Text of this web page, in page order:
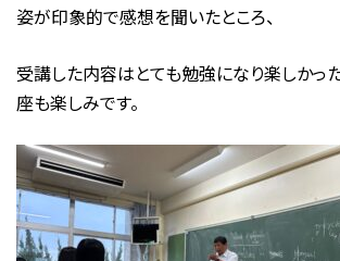
姿が印象的で感想を聞いたところ、
受講した内容はとても勉強になり楽しかっ
座も楽しみです。